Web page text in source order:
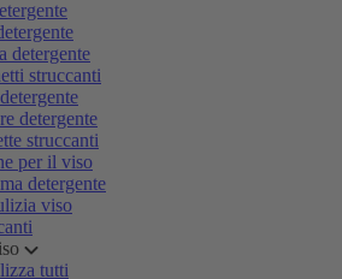
detergente
struccanti
detergente
struccanti
per il viso
detergente
viso
tutti